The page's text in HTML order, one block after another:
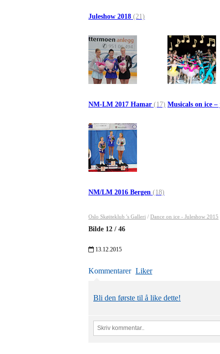
Juleshow 2018 (21)
NM-LM 2017 Hamar (17) Musicals on ice –
NM/LM 2016 Bergen (18)
Oslo Skøiteklub 's Galleri / Dance on ice - Juleshow 2015
Bilde 12 / 46
13.12.2015
Kommentarer Liker
Bli den første til å like dette!